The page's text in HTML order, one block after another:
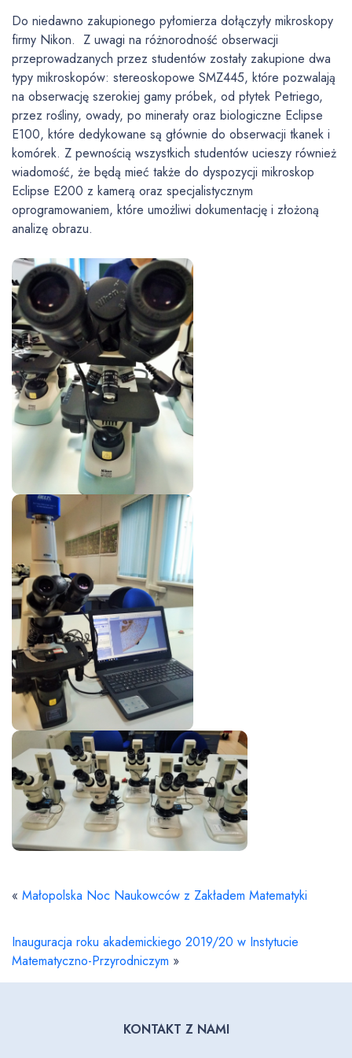
Do niedawno zakupionego pyłomierza dołączyły mikroskopy
firmy Nikon. Z uwagi na różnorodność obserwacji
przeprowadzanych przez studentów zostały zakupione dwa
typy mikroskopów: stereoskopowe SMZ445, które pozwalają
na obserwację szerokiej gamy próbek, od płytek Petriego,
przez rośliny, owady, po minerały oraz biologiczne Eclipse
E100, które dedykowane są głównie do obserwacji tkanek i
komórek. Z pewnością wszystkich studentów ucieszy również
wiadomość, że będą mieć także do dyspozycji mikroskop
Eclipse E200 z kamerą oraz specjalistycznym
oprogramowaniem, które umożliwi dokumentację i złożoną
analizę obrazu.
« Małopolska Noc Naukowców z Zakładem Matematyki
Inauguracja roku akademickiego 2019/20 w Instytucie
Matematyczno-Przyrodniczym »
KONTAKT Z NAMI